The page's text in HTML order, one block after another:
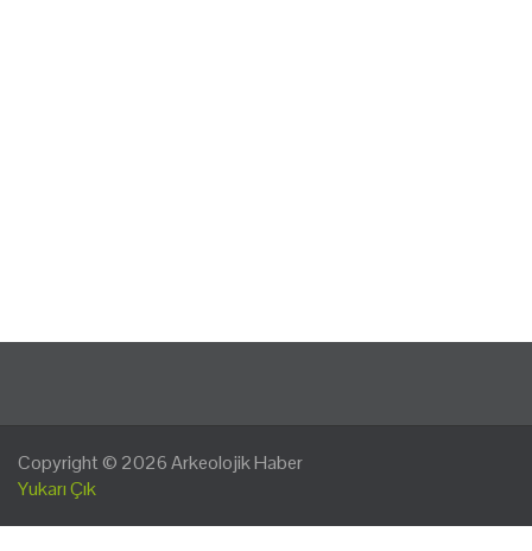
Copyright © 2026Arkeolojik Haber
Yukarı Çık